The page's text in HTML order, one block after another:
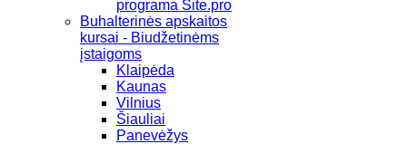
programa Site.pro
Buhalterinės apskaitos
kursai - Biudžetinėms
įstaigoms
Klaipėda
Kaunas
Vilnius
Šiauliai
Panevėžys